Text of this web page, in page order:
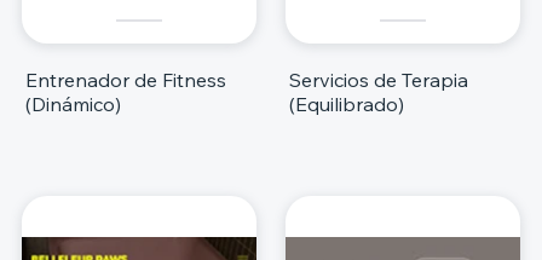
Entrenador de Fitness
(Dinámico)
Servicios de Terapia
(Equilibrado)